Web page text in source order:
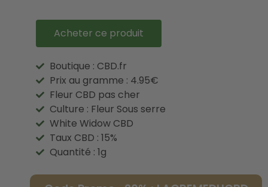
Acheter ce produit
Boutique : CBD.fr
Prix au gramme : 4.95€
Fleur CBD pas cher
Culture : Fleur Sous serre
White Widow CBD
Taux CBD : 15%
Quantité : 1g